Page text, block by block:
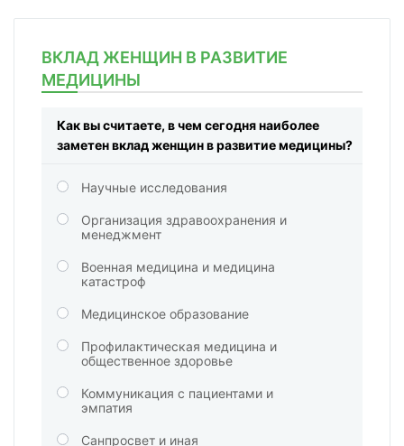
ВКЛАД ЖЕНЩИН В РАЗВИТИЕ
МЕДИЦИНЫ
Как вы считаете, в чем сегодня наиболее
заметен вклад женщин в развитие медицины?
Научные исследования
Организация здравоохранения и
менеджмент
Военная медицина и медицина
катастроф
Медицинское образование
Профилактическая медицина и
общественное здоровье
Коммуникация с пациентами и
эмпатия
Санпросвет и иная